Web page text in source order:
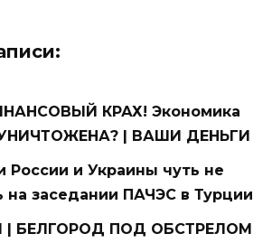
КРАХ! Экономика
| ВАШИ ДЕНЬГИ
России и Украины чуть не
на заседании ПАЧЭС в Турции
| БЕЛГОРОД ПОД ОБСТРЕЛОМ